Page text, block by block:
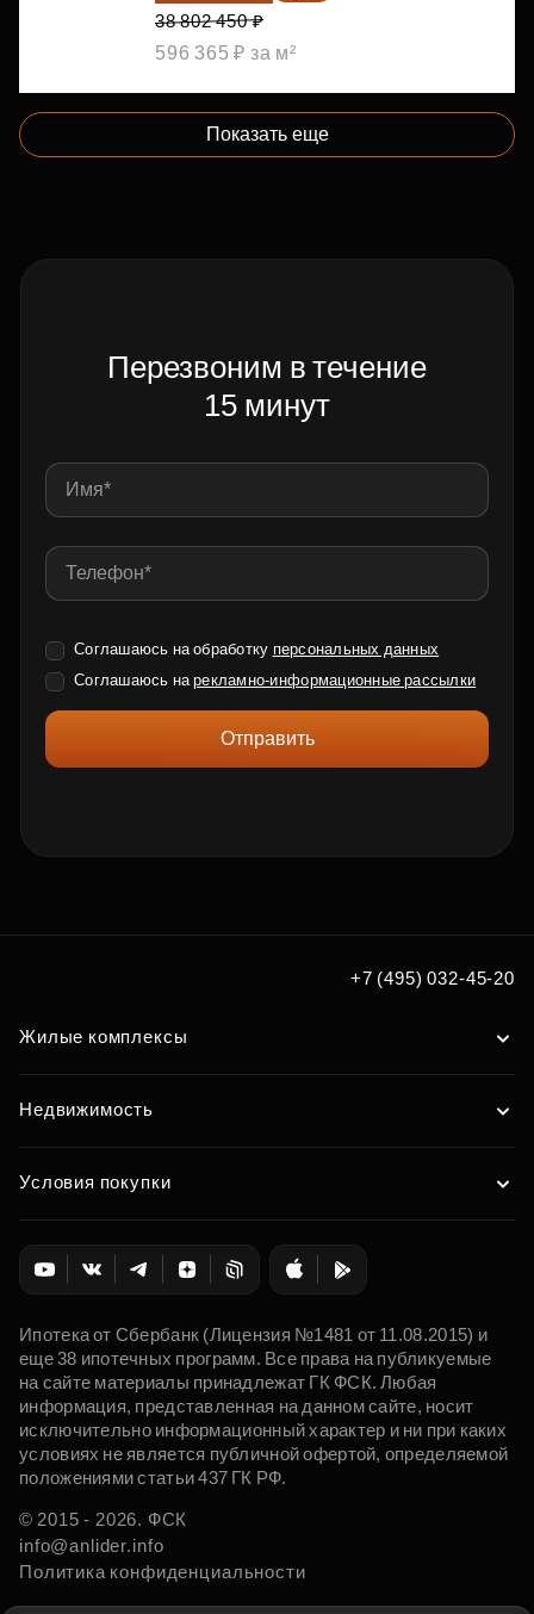
38 802 450 ₽
596 365 ₽ за м²
Показать еще
Перезвоним в течение
15 минут
Соглашаюсь на обработку персональных данных
Соглашаюсь нарекламно-информационные рассылки
Отправить
+7 (495) 032-45-20
Жилые комплексы
Недвижимость
Условия покупки
Ипотека от Сбербанк (Лицензия №1481 от 11.08.2015) и
еще 38 ипотечных программ. Все права на публикуемые
на сайте материалы принадлежат ГК ФСК. Любая
информация, представленная на данном сайте, носит
исключительно информационный характер и ни при каких
условиях не является публичной офертой, определяемой
положениями статьи 437 ГК РФ.
© 2015 - 2026. ФСК
info@anlider.info
Политика конфиденциальности